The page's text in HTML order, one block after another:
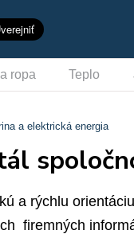
ropa Teplo
a elektrická energia
a rýchlu
firemných